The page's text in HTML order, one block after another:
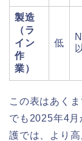
製造
（ラ
イン
作
業）
低
この表はあく
でも2025年4
護では、より